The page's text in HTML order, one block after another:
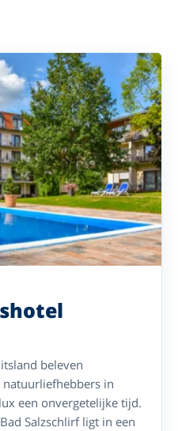
beleven
natuurliefhebbers in
een onvergetelijke tijd.
Salzschlirf ligt in een